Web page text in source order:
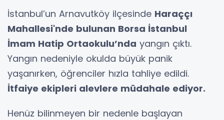
İstanbul’un Arnavutköy ilçesinde Haraççı
Mahallesi'nde bulunan Borsa İstanbul
İmam Hatip Ortaokulu’nda yangın çıktı.
Yangın nedeniyle okulda büyük panik
yaşanırken, öğrenciler hızla tahliye edildi.
İtfaiye ekipleri alevlere müdahale ediyor.
Henüz bilinmeyen bir nedenle başlayan